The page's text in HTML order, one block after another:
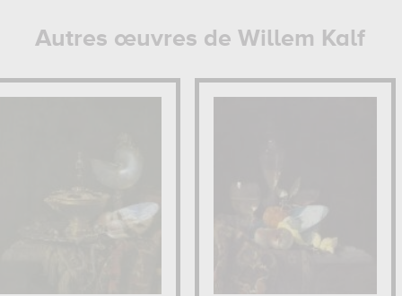
Autres œuvres de Willem Kalf